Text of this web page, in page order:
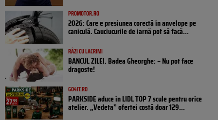
PROMOTOR.RO
2026: Care e presiunea corectă în anvelope pe
caniculă. Cauciucurile de iarnă pot să facă...
RÂZI CU LACRIMI
BANCUL ZILEI. Badea Gheorghe: – Nu pot face
dragoste!
GO4IT.RO
PARKSIDE aduce în LIDL TOP 7 scule pentru orice
atelier. „Vedeta” ofertei costă doar 129...